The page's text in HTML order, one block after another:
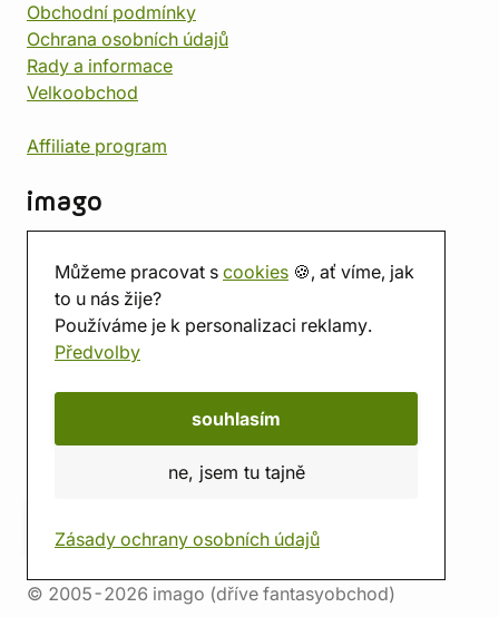
Můžeme pracovat s cookies 🍪, ať víme, jak
to u nás žije?
Používáme je k personalizaci reklamy.
Předvolby
souhlasím
ne, jsem tu tajně
Zásady ochrany osobních údajů
Obchodní podmínky
Ochrana osobních údajů
Rady a informace
Velkoobchod
Affiliate program
imago
Prodejna
Herna
O nás
Hodnocení obchodu
© 2005-2026 imago (dříve fantasyobchod)